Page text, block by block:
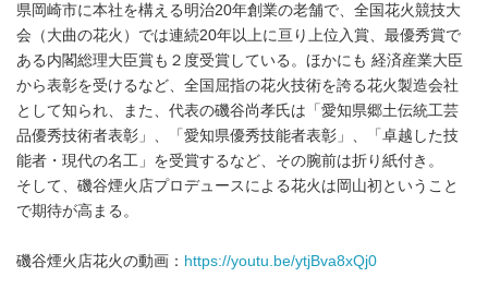
県岡崎市に本社を構える明治20年創業の老舗で、全国花火競技大
会（大曲の花火）では連続20年以上に亘り上位入賞、最優秀賞で
ある内閣総理大臣賞も２度受賞している。ほかにも 経済産業大臣
から表彰を受けるなど、全国屈指の花火技術を誇る花火製造会社
として知られ、また、代表の磯谷尚孝氏は「愛知県郷土伝統工芸
品優秀技術者表彰」、「愛知県優秀技能者表彰」、「卓越した技
能者・現代の名工」を受賞するなど、その腕前は折り紙付き。
そして、磯谷煙火店プロデュースによる花火は岡山初ということ
で期待が高まる。
磯谷煙火店花火の動画： https://youtu.be/ytjBva8xQj0